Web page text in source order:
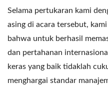
Selama pertukaran kami
asing di acara tersebut,
bahwa untuk berhasil
dan pertahanan
keras yang baik tidaklah
menghargai standar